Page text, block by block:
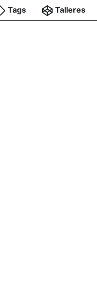
Tags Talleres